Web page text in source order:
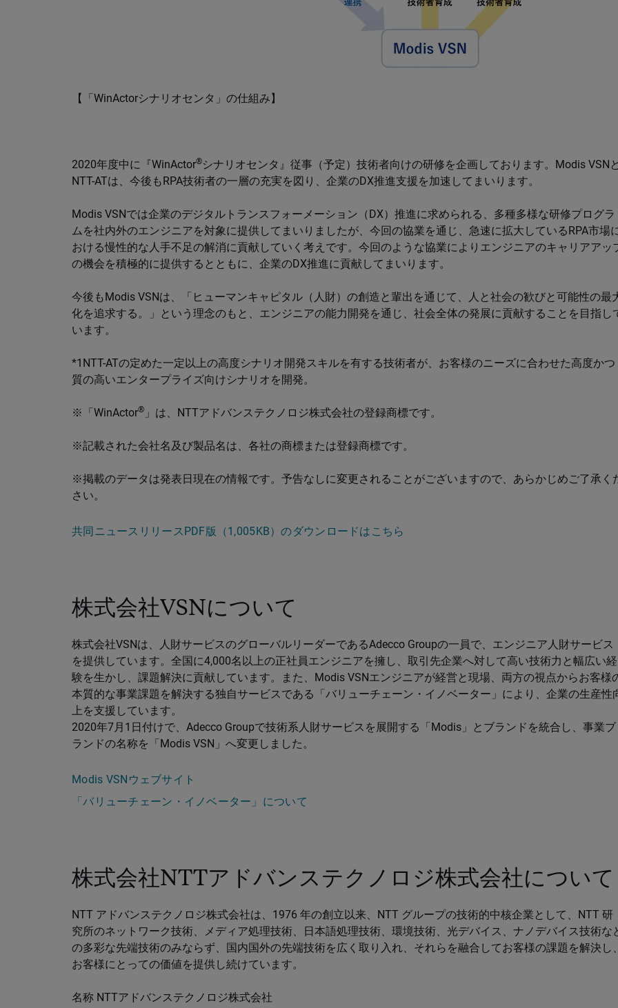
【「WinActorシナリオセンタ」の仕組み】
2020年度中に『WinActor®シナリオセンタ』従事（予定）技術者向けの研修を企画しております。Modis VSN
NTT-ATは、今後もRPA技術者の一層の充実を図り、企業のDX推進支援を加速してまいります。
Modis VSNでは企業のデジタルトランスフォーメーション（DX）推進に求められる、多種多様な研修プログラ
ムを社内外のエンジニアを対象に提供してまいりましたが、今回の協業を通じ、急速に拡大しているRPA市場
おける慢性的な人手不足の解消に貢献していく考えです。今回のような協業によりエンジニアのキャリアアッ
の機会を積極的に提供するとともに、企業のDX推進に貢献してまいります。
今後もModis VSNは、「ヒューマンキャピタル（人財）の創造と輩出を通じて、人と社会の歓びと可能性の最
化を追求する。」という理念のもと、エンジニアの能力開発を通じ、社会全体の発展に貢献することを目指し
います。
*1NTT-ATの定めた一定以上の高度シナリオ開発スキルを有する技術者が、お客様のニーズに合わせた高度かつ
質の高いエンタープライズ向けシナリオを開発。
※「WinActor® 」は、NTTアドバンステクノロジ株式会社の登録商標です。
※記載された会社名及び製品名は、各社の商標または登録商標です。
※掲載のデータは発表日現在の情報です。予告なしに変更されることがございますので、あらかじめご了承く
さい。
共同ニュースリリースPDF版（1,005KB）のダウンロードはこちら
株式会社VSNについて
株式会社VSNは、人財サービスのグローバルリーダーであるAdecco Groupの一員で、エンジニア人財サービス
を提供しています。全国に4,000名以上の正社員エンジニアを擁し、取引先企業へ対して高い技術力と幅広い経
験を生かし、課題解決に貢献しています。また、Modis VSNエンジニアが経営と現場、両方の視点からお客様
本質的な事業課題を解決する独自サービスである「バリューチェーン・イノベーター」により、企業の生産性
上を支援しています。
2020年7月1日付けで、Adecco Groupで技術系人財サービスを展開する「Modis」とブランドを統合し、事業ブ
ランドの名称を「Modis VSN」へ変更しました。
Modis VSNウェブサイト
「バリューチェーン・イノベーター」について
株式会社NTTアドバンステクノロジ株式会社について
NTT アドバンステクノロジ株式会社は、1976 年の創立以来、NTT グループの技術的中核企業として、NTT 研
究所のネットワーク技術、メディア処理技術、日本語処理技術、環境技術、光デバイス、ナノデバイス技術な
の多彩な先端技術のみならず、国内国外の先端技術を広く取り入れ、それらを融合してお客様の課題を解決し
お客様にとっての価値を提供し続けています。
名称 NTTアドバンステクノロジ株式会社